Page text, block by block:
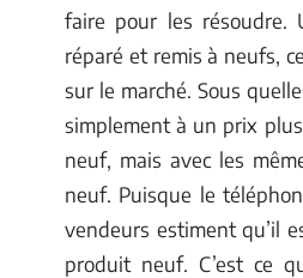
faire pour les résoudre.
réparé et remis à neufs,
sur le marché. Sous
simplement à un prix
neuf, mais avec les
neuf. Puisque le
vendeurs estiment qu’il
produit neuf. C’est ce